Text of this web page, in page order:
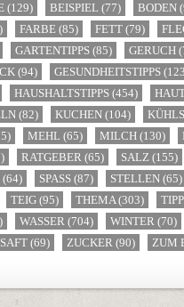
(129) BEISPIEL (77) BODEN
FARBE (85) FETT (79)
GARTENTIPPS (85) GERUCH
(94) GESUNDHEITSTIPPS
HAUSHALTSTIPPS (454)
(82) KUCHEN (104)
MEHL (65) MILCH (130)
RATGEBER (65) SALZ (155)
(64) SPASS (87) STELLEN (65)
TEIG (95) THEMA(303)
WASSER (704) WINTER (70)
(69) ZUCKER (90) ZUM